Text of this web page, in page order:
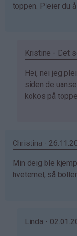
toppen. Pleier du
Kristine - Det
Som
svar
på
Amun…
bekreftet)
Hei, nei jeg
siden de
kokos på
Christina -
Min deig ble
hvetemel, så
Linda -